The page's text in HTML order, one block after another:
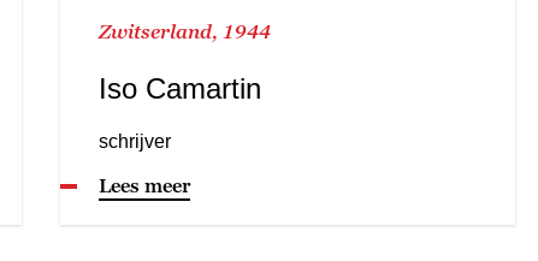
Zwitserland, 1944
Iso Camartin
schrijver
Lees meer